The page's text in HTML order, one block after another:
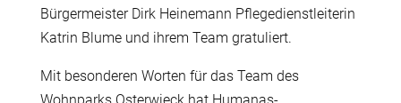
Bürgermeister Dirk Heinemann Pflegedienstleiterin
Katrin Blume und ihrem Team gratuliert.
Mit besonderen Worten für das Team des